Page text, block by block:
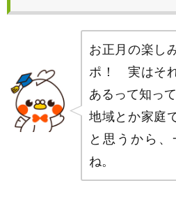
お正月の楽し
ポ！ 実はそ
あるって知っ
地域とか家庭
と思うから
ね。